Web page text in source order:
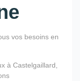
vos besoins en
à Castelgaillard,